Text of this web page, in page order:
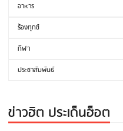
อาหาร
ร้องทุกข์
กีฬา
ประชาสัมพันธ์
ข่าวฮิต ประเด็นฮ็อต